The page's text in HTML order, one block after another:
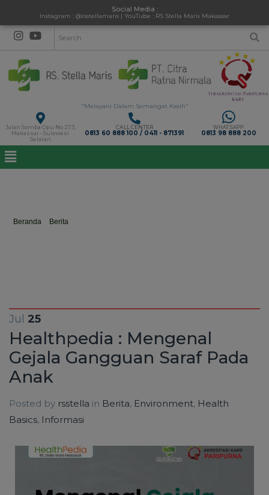
Social Media :
Instagram : @rsstellamaris | YouTube : RS Stella Maris Makassar
"Melayani Dalam Semangat Kasih"
Jalan Somba Opu No 273,
Makassar - Sulawesi
Selatan
CALL CENTER
0813 60 888 100 / 0411 - 871391
WHATSAPP
0813 98 888 200
Beranda Berita
Jul 25
Healthpedia : Mengenal
Gejala Gangguan Saraf Pada
Anak
Posted by rsstella in Berita, Environment, Health
Basics, Informasi